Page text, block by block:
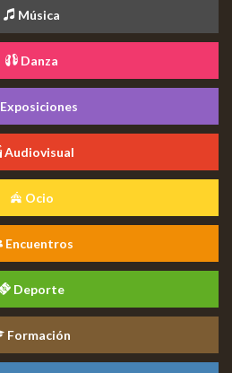
Música
Danza
Exposiciones
Audiovisual
Ocio
Encuentros
Deporte
Formación